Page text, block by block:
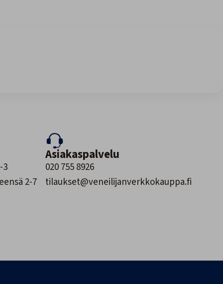
3
2-7
Asiakaspalvelu
020 755 8926
tilaukset@veneilijanverkkokauppa.fi